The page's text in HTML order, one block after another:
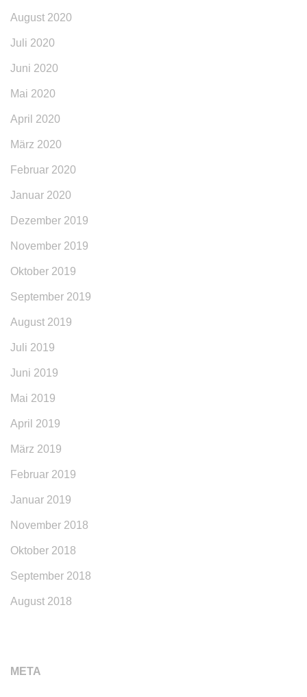
August 2020
Juli 2020
Juni 2020
Mai 2020
April 2020
März 2020
Februar 2020
Januar 2020
Dezember 2019
November 2019
Oktober 2019
September 2019
August 2019
Juli 2019
Juni 2019
Mai 2019
April 2019
März 2019
Februar 2019
Januar 2019
November 2018
Oktober 2018
September 2018
August 2018
META